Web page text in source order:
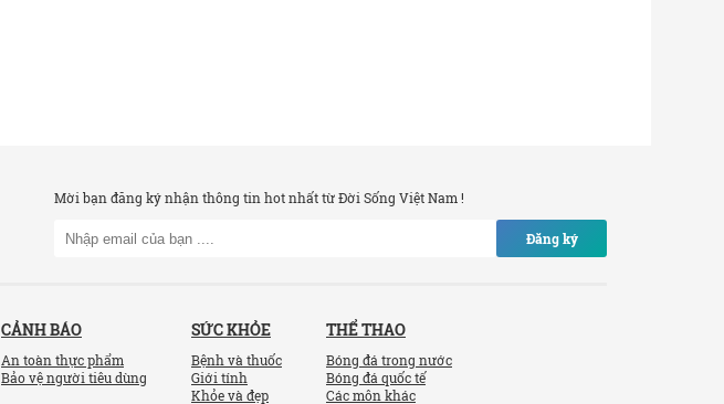
Mời bạn đăng ký nhận thông tin hot nhất từ Đời Sống Việt Nam !
Đăng ký
CẢNH BÁO
An toàn thực phẩm
Bảo vệ người tiêu dùng
SỨC KHỎE
Bệnh và thuốc
Giới tính
Khỏe và đẹp
THỂ THAO
Bóng đá trong nước
Bóng đá quốc tế
Các môn khác